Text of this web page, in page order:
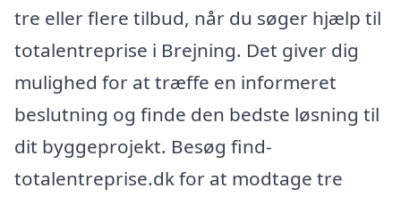
tre eller flere tilbud, når du søger hjælp til
totalentreprise i Brejning. Det giver dig
mulighed for at træffe en informeret
beslutning og finde den bedste løsning til
dit byggeprojekt. Besøg find-
totalentreprise.dk for at modtage tre